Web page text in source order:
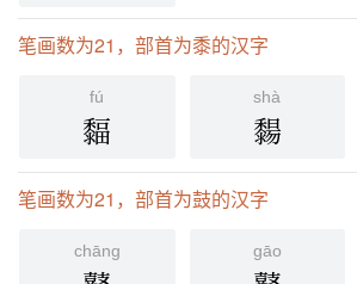
笔画数为21，部首为黍的汉字
fú
䵗
shà
䵘
笔画数为21，部首为鼓的汉字
chāng gāo